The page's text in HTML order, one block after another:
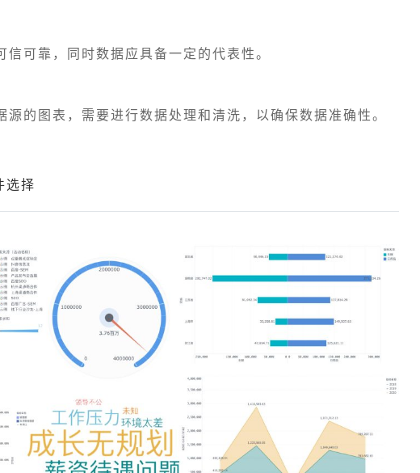
可靠，同时数据应具备一定的代表性。
的图表，需要进行数据处理和清洗，以确保数据准确性。
择